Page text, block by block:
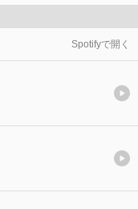
Spotifyで開く